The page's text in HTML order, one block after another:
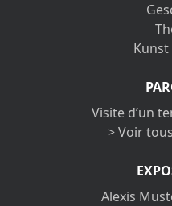
Visite d’un
> Voir
Alexis